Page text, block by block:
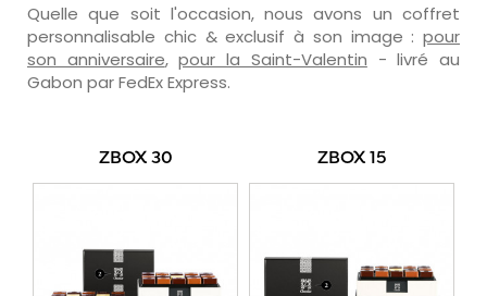
Quelle que soit l'occasion, nous avons un coffret
personnalisable chic & exclusif à son image : pour
son anniversaire,pour la Saint-Valentin - livré au
Gabon par FedEx Express.
ZBOX 30 ZBOX 15